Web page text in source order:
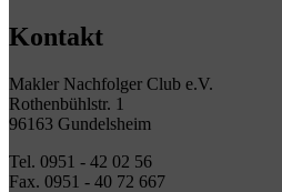
Kontakt
Makler Nachfolger Club e.V.
Rothenbühlstr. 1
96163 Gundelsheim
Tel. 0951 - 42 02 56
Fax. 0951 - 40 72 667